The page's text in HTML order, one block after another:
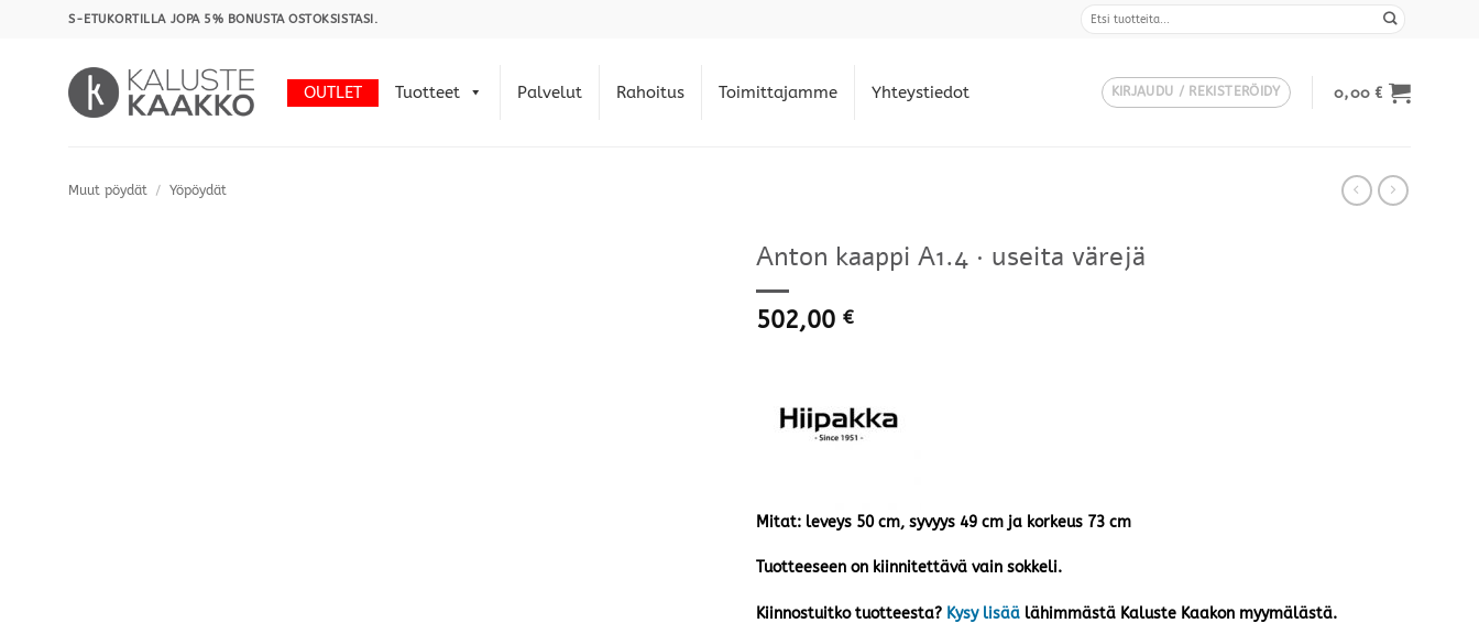
S-ETUKORTILLA JOPA 5% BONUSTA OSTOKSISTASI.
OUTLET Tuotteet Palvelut Rahoitus Toimittajamme Yhteystiedot KIRJAUDU / REKISTERÖIDY 0,00€
Muut pöydät / Yöpöydät
Anton kaappi A1.4 · useita värejä
502,00 €
Mitat: leveys 50 cm, syvyys 49 cm ja korkeus 73 cm
Tuotteeseen on kiinnitettävä vain sokkeli.
Kiinnostuitko tuotteesta? Kysy lisää lähimmästä Kaluste Kaakon myymälästä.